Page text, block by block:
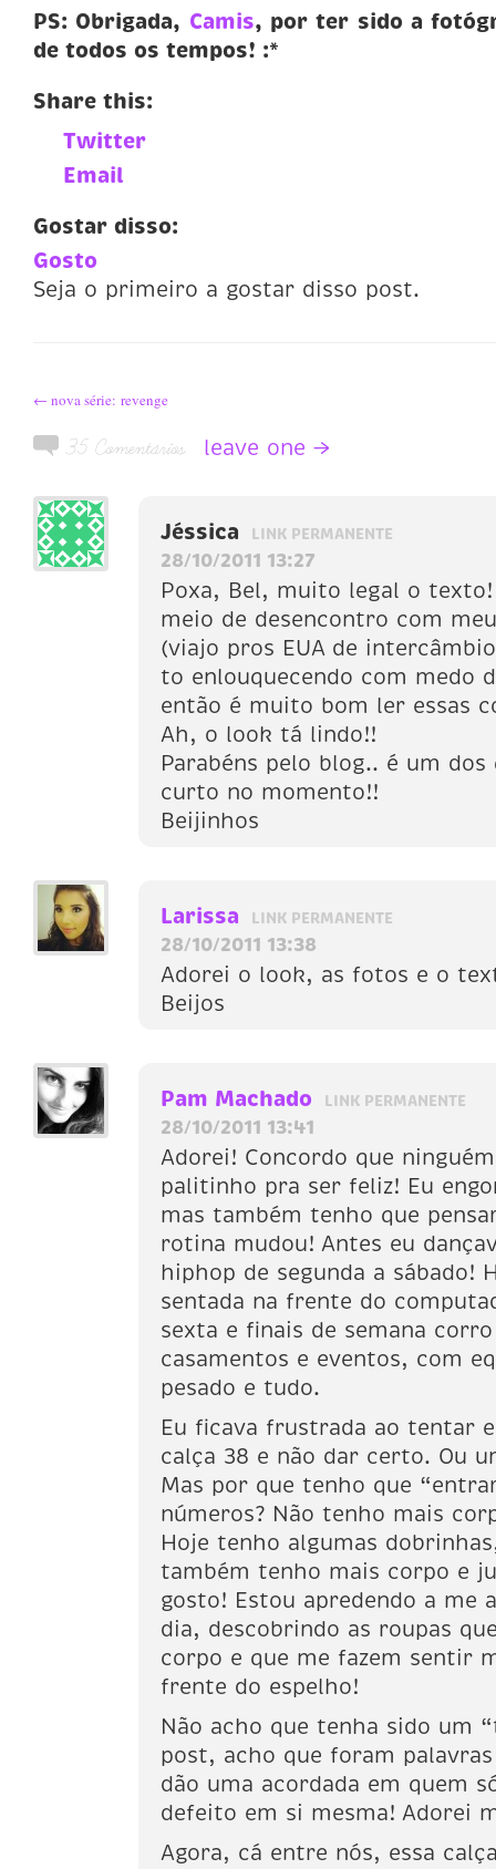
PS: Obrigada, Camis, por ter sido a
de todos os tempos! :*
Share this:
Twitter
Email
Gostar disso:
Gosto
Seja o primeiro a gostar disso post.
← nova série: revenge
35 Comentários leave one →
Jéssica LINK PERMANENTE
28/10/2011 13:27
Poxa, Bel, muito legal o
meio de desencontro com
(viajo pros EUA de
to enlouquecendo com medo
então é muito bom ler essas
Ah, o look tá lindo!!
Parabéns pelo blog.. é um dos
curto no momento!!
Beijinhos
Larissa LINK PERMANENTE
28/10/2011 13:38
Adorei o look, as fotos e o
Beijos
Pam Machado LINK PERMANENTE
28/10/2011 13:41
Adorei! Concordo que
palitinho pra ser feliz! Eu
mas também tenho que
rotina mudou! Antes eu
hiphop de segunda a sábado!
sentada na frente do
sexta e finais de semana
casamentos e eventos, com
pesado e tudo.
Eu ficava frustrada ao tentar
calça 38 e não dar certo. Ou
Mas por que tenho que
números? Não tenho mais
Hoje tenho algumas
também tenho mais corpo e
gosto! Estou apredendo a me
dia, descobrindo as roupas
corpo e que me fazem sentir
frente do espelho!
Não acho que tenha sido um
post, acho que foram
dão uma acordada em quem
defeito em si mesma! Adorei
Agora, cá entre nós, essa